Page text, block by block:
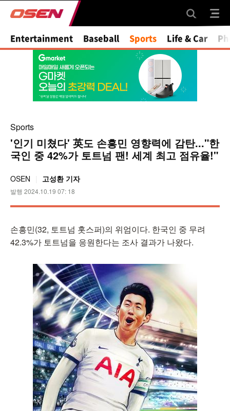
Entertainment Baseball Sports Life & Car
Sports
'인기 미쳤다' 英도 손흥민 영향력에 감탄..."한
국인 중 42%가 토트넘 팬! 세계 최고 점유율!"
OSEN 고성환 기자
발행 2024.10.19 07: 18
손흥민(32, 토트넘 홋스퍼)의 위엄이다. 한국인 중 무려
42.3%가 토트넘을 응원한다는 조사 결과가 나왔다.